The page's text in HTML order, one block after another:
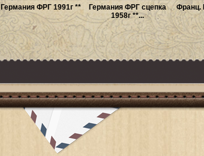
Германия ФРГ 1991г **
Германия ФРГ сцепка
1958г **...
Франц.